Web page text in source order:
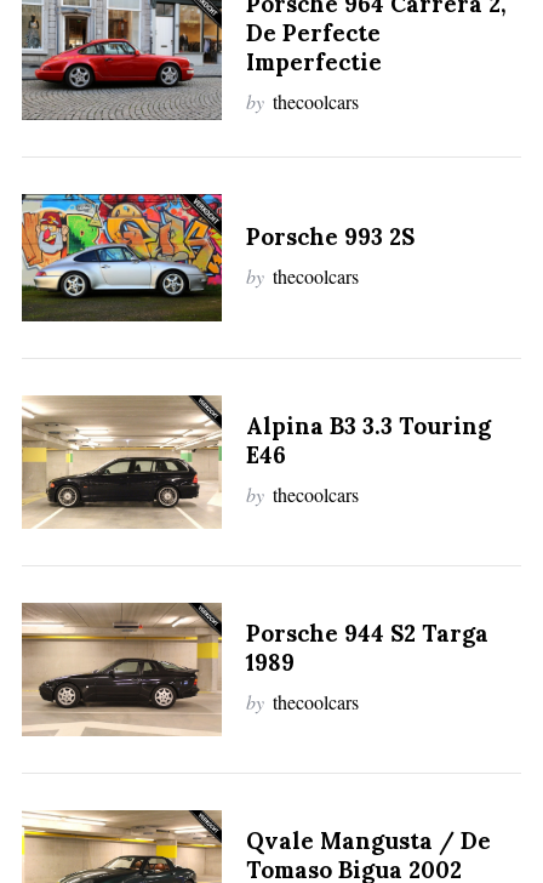
De Perfecte
Imperfectie
by thecoolcars
Porsche 993 2S
by thecoolcars
Alpina B3 3.3 Touring
E46
by thecoolcars
Porsche 944 S2 Targa
1989
by thecoolcars
Qvale Mangusta / De
Tomaso Bigua 2002
e
a
r